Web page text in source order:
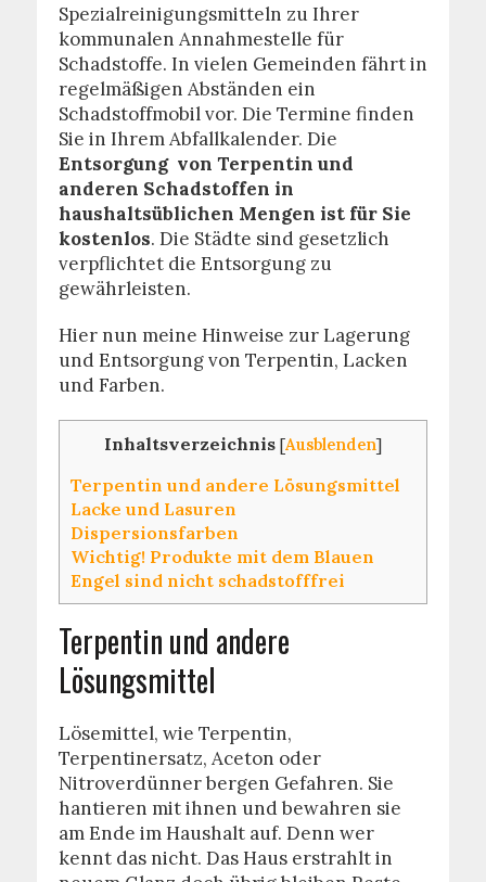
Spezialreinigungsmitteln zu Ihrer
kommunalen Annahmestelle für
Schadstoffe. In vielen Gemeinden fährt in
regelmäßigen Abständen ein
Schadstoffmobil vor. Die Termine finden
Sie in Ihrem Abfallkalender. Die
Entsorgung von Terpentin und
anderen Schadstoffen in
haushaltsüblichen Mengen ist für Sie
kostenlos. Die Städte sind gesetzlich
verpflichtet die Entsorgung zu
gewährleisten.
Hier nun meine Hinweise zur Lagerung
und Entsorgung von Terpentin, Lacken
und Farben.
Inhaltsverzeichnis [Ausblenden]
Terpentin und andere Lösungsmittel
Lacke und Lasuren
Dispersionsfarben
Wichtig! Produkte mit dem Blauen
Engel sind nicht schadstofffrei
Terpentin und andere
Lösungsmittel
Lösemittel, wie Terpentin,
Terpentinersatz, Aceton oder
Nitroverdünner bergen Gefahren. Sie
hantieren mit ihnen und bewahren sie
am Ende im Haushalt auf. Denn wer
kennt das nicht. Das Haus erstrahlt in